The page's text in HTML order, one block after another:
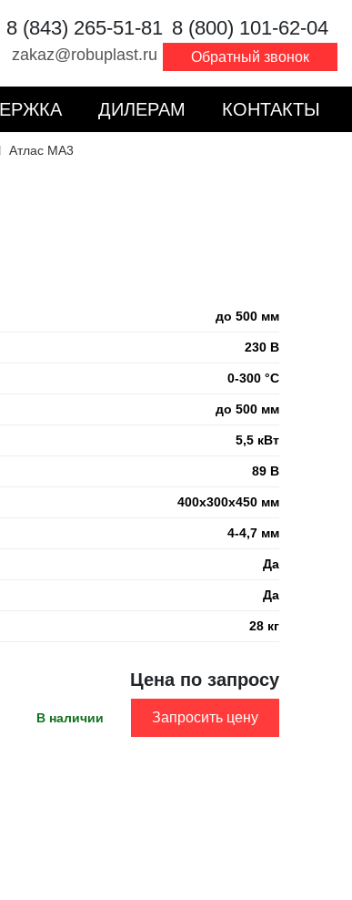
8 (843) 265-51-81
zakaz@robuplast.ru
8 (800) 101-62-04
Обратный звонок
ДИЛЕРАМ КОНТАКТЫ
Атлас МА3
до 500 мм
230 В
0-300 °C
до 500 мм
5,5 кВт
89 В
400х300х450 мм
4-4,7 мм
Да
Да
28 кг
Цена по запросу
В наличии Запросить цену